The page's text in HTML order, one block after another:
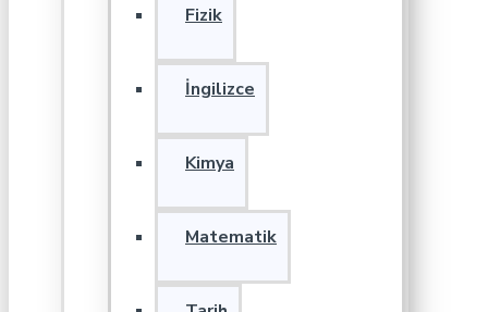
Fizik
İngilizce
Kimya
Matematik